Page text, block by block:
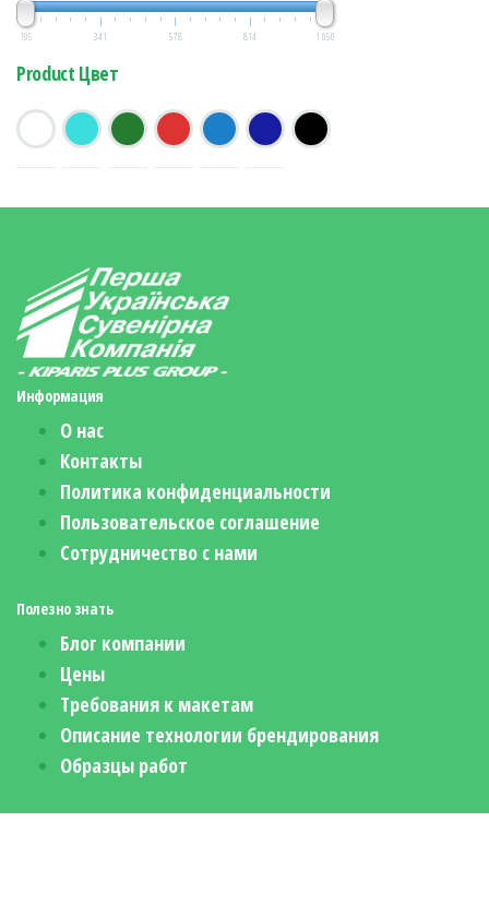
105 341 578 814 1 050
Product Цвет
Информация
О нас
Контакты
Политика конфиденциальности
Пользовательское соглашение
Сотрудничество с нами
Полезно знать
Блог компании
Цены
Требования к макетам
Описание технологии брендирования
Образцы работ